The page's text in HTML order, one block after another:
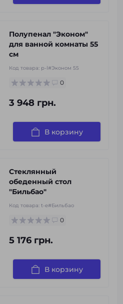
Полупенал "Эконом"
для ванной комнаты 55
см
Код товара: p-l#Эконом 55
0
3 948 грн.
В корзину
Стеклянный
обеденный стол
"Бильбао"
Код товара: t-e#Бильбао
0
5 176 грн.
В корзину